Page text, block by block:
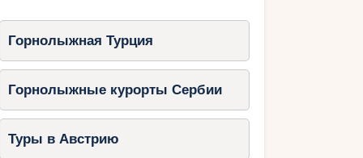
Горнолыжная Турция
Горнолыжные курорты Сербии
Туры в Австрию